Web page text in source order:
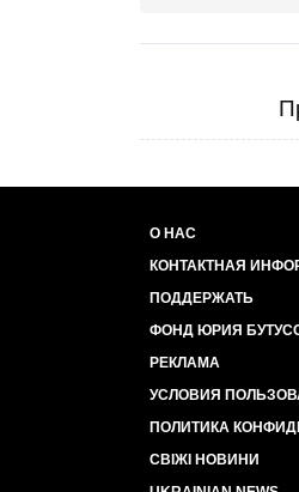
О НАС
КОНТАКТНАЯ
ПОДДЕРЖАТЬ
ФОНД ЮРИЯ
РЕКЛАМА
УСЛОВИЯ
ПОЛИТИКА
СВІЖІ НОВИНИ